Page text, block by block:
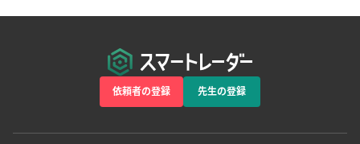
依頼者の登録 先生の登録